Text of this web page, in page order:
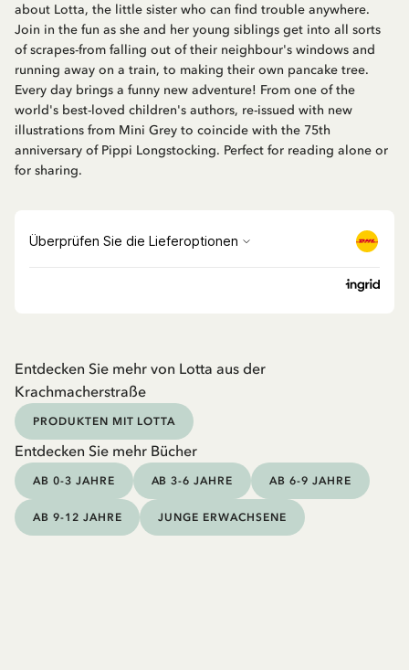
about Lotta, the little sister who can find trouble anywhere.
Join in the fun as she and her young siblings get into all sorts
of scrapes-from falling out of their neighbour's windows and
running away on a train, to making their own pancake tree.
Every day brings a funny new adventure! From one of the
world's best-loved children's authors, re-issued with new
illustrations from Mini Grey to coincide with the 75th
anniversary of Pippi Longstocking. Perfect for reading alone or
for sharing.
Entdecken Sie mehr von Lotta aus der
Krachmacherstraße
PRODUKTEN MIT LOTTA
Entdecken Sie mehr Bücher
AB 0-3 JAHRE AB 3-6 JAHRE AB 6-9 JAHRE
AB 9-12 JAHRE JUNGE ERWACHSENE